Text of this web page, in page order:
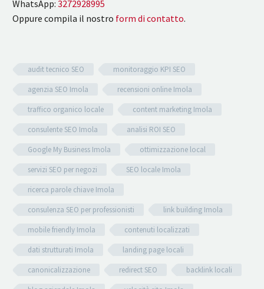
WhatsApp: 3272928995
Oppure compila il nostro form di contatto.
audit tecnico SEO
monitoraggio KPI SEO
agenzia SEO Imola
recensioni online Imola
traffico organico locale
content marketing Imola
consulente SEO Imola
analisi ROI SEO
Google My Business Imola
ottimizzazione local
servizi SEO per negozi
SEO locale Imola
ricerca parole chiave Imola
consulenza SEO per professionisti
link building Imola
mobile friendly Imola
contenuti localizzati
dati strutturati Imola
landing page locali
canonicalizzazione
redirect SEO
backlink locali